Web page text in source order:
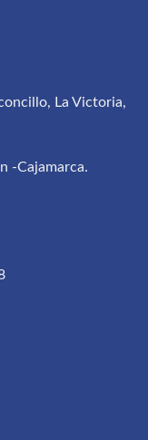
La Victoria,
-Cajamarca.